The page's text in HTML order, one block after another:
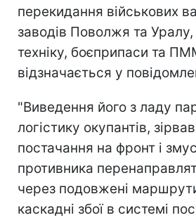
перекидання військових
заводів Поволжя та
техніку, боєприпаси та
відзначається у
"Виведення його з ладу
логістику окупантів,
постачання на фронт і
противника
через подовжені
каскадні збої в системі